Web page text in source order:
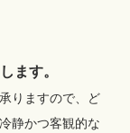
ます。
りますので、ど
静かつ客観的な